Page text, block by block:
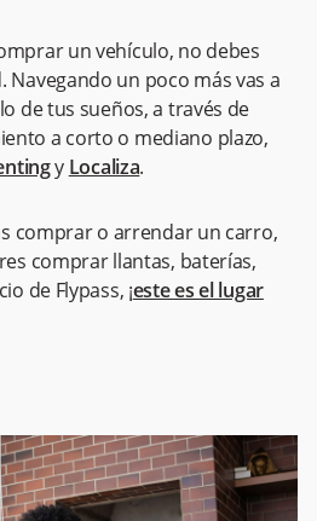
un vehículo, no debes
Navegando un poco más vas a
de tus sueños, a través de
a corto o mediano plazo,
y Localiza.
comprar o arrendar un carro,
comprar llantas, baterías,
de Flypass, ¡este es el lugar